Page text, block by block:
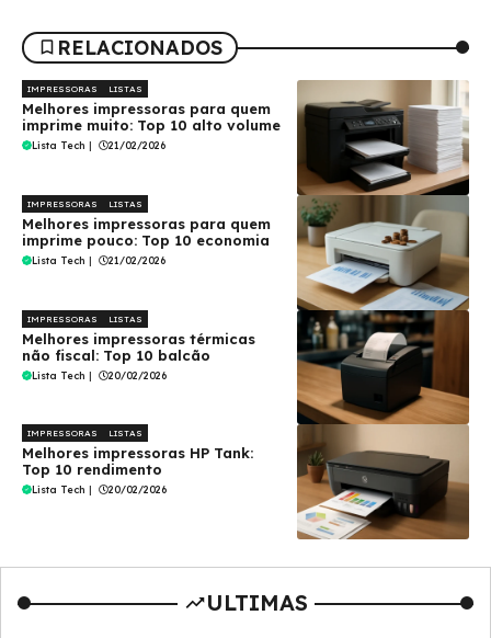
RELACIONADOS
IMPRESSORAS LISTAS
Melhores impressoras para quem
imprime muito: Top 10 alto volume
Lista Tech | 21/02/2026
IMPRESSORAS LISTAS
Melhores impressoras para quem
imprime pouco: Top 10 economia
Lista Tech | 21/02/2026
IMPRESSORAS LISTAS
Melhores impressoras térmicas
não fiscal: Top 10 balcão
Lista Tech | 20/02/2026
IMPRESSORAS LISTAS
Melhores impressoras HP Tank:
Top 10 rendimento
Lista Tech | 20/02/2026
ULTIMAS